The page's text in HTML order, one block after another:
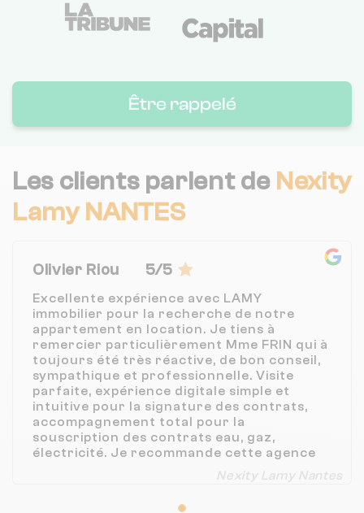
Être rappelé
Les clients parlent de Nexity
Lamy NANTES
Olivier Riou 5/5
Excellente expérience avec LAMY
immobilier pour la recherche de notre
appartement en location. Je tiens à
remercier particulièrement Mme FRIN qui à
toujours été très réactive, de bon conseil,
sympathique et professionnelle. Visite
parfaite, expérience digitale simple et
intuitive pour la signature des contrats,
accompagnement total pour la
souscription des contrats eau, gaz,
électricité. Je recommande cette agence
pour la recherche de votre logement en
Nexity Lamy Nantes